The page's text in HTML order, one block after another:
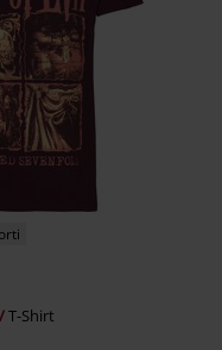
T-Shirt